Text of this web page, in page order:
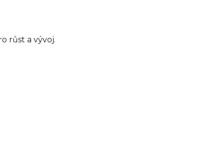
růst a vývoj.